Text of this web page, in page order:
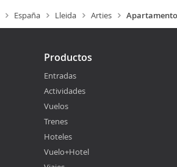
España Lleida Arties
Productos
Entradas
Actividades
Vuelos
Trenes
Hoteles
Vuelo+Hotel